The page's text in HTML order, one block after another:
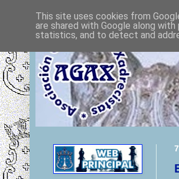
This site uses cookies from
are shared with Google along
statistics, and to detect and